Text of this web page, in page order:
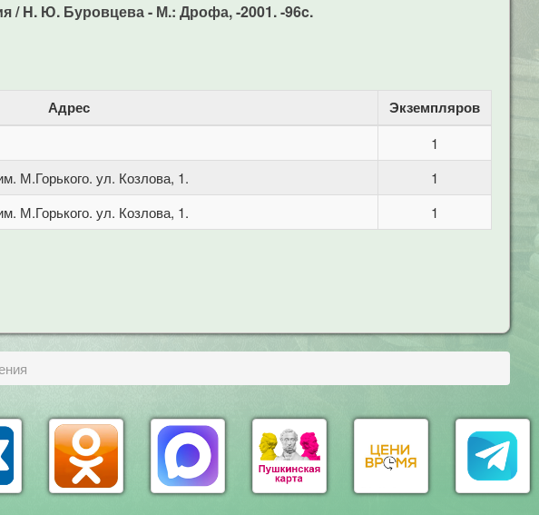
/ H. Ю. Буровцева - М.: Дрофа, -2001. -96c.
Адрес Экземпляров
1
М.Горького. ул. Козлова, 1.
1
М.Горького. ул. Козлова, 1. 1